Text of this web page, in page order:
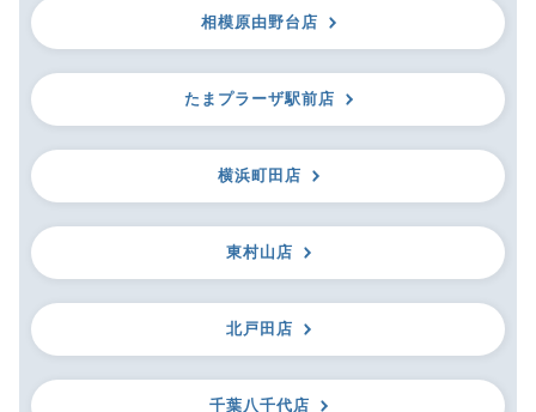
相模原由野台店
たまプラーザ駅前店
横浜町田店
東村山店
北戸田店
千葉八千代店